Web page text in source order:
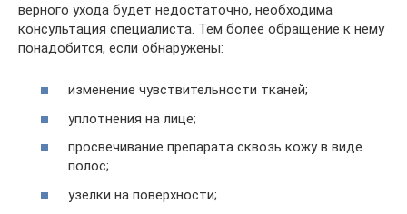
верного ухода будет недостаточно, необходима
консультация специалиста. Тем более обращение к нему
понадобится, если обнаружены:
изменение чувствительности тканей;
уплотнения на лице;
просвечивание препарата сквозь кожу в виде
полос;
узелки на поверхности;